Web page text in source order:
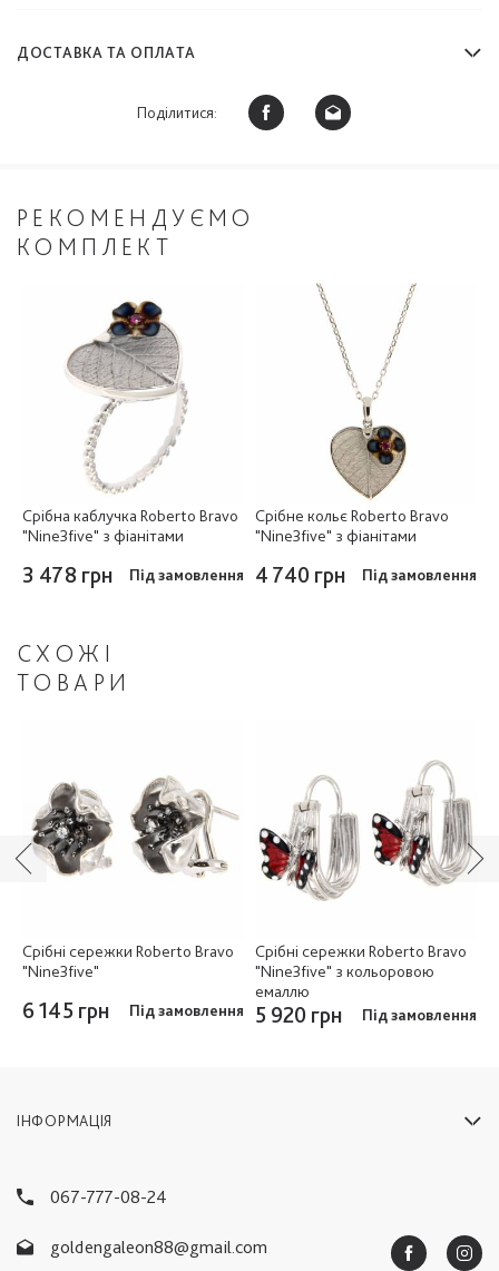
ДОСТАВКА ТА ОПЛАТА
Поділитися:
РЕКОМЕНДУЄМО
КОМПЛЕКТ
Срібна каблучка Roberto Bravo
"Nine3five" з фіанітами
3 478 грн Під замовлення
Срібне кольє Roberto Bravo
"Nine3five" з фіанітами
4 740 грн Під замовлення
СХОЖІ
ТОВАРИ
Срібні сережки Roberto Bravo
"Nine3five"
6 145 грн Під замовлення
Срібні сережки Roberto Bravo
"Nine3five" з кольоровою
емаллю
5 920 грн Під замовлення
ІНФОРМАЦІЯ
067-777-08-24
goldengaleon88@gmail.com